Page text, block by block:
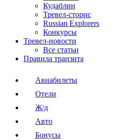
Кудаблин
Тревел-сторис
Russian Explorers
Конкурсы
Тревел-новости
Все статьи
Правила транзита
Авиабилеты
Отели
Ж/д
Авто
Бонусы